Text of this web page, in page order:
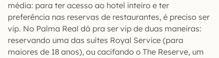
média: para ter acesso ao hotel inteiro e ter
preferência nas reservas de restaurantes, é preciso ser
vip. No Palma Real dá pra ser vip de duas maneiras:
reservando uma das suítes Royal Service (para
maiores de 18 anos), ou cacifando o The Reserve, um